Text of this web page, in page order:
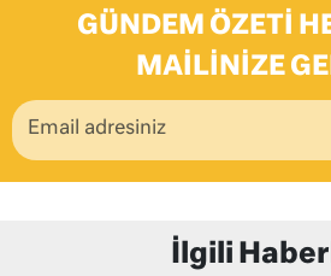
GÜNDEM ÖZETI
MAILINIZE
İlgili